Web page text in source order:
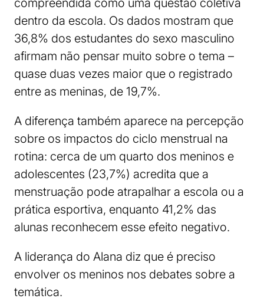
dentro da escola. Os dados mostram que
36,8% dos estudantes do sexo masculino
afirmam não pensar muito sobre o tema –
quase duas vezes maior que o registrado
entre as meninas, de 19,7%.
A diferença também aparece na percepção
sobre os impactos do ciclo menstrual na
rotina: cerca de um quarto dos meninos e
adolescentes (23,7%) acredita que a
menstruação pode atrapalhar a escola ou a
prática esportiva, enquanto 41,2% das
alunas reconhecem esse efeito negativo.
A liderança do Alana diz que é preciso
envolver os meninos nos debates sobre a
temática.